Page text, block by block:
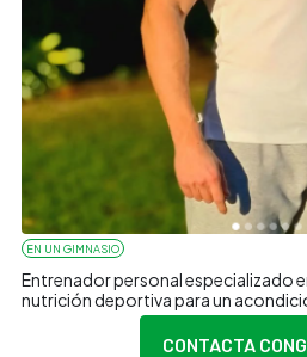
EN UN GIMNASIO
Entrenador personal especializado
nutrición deportiva para un
CONTACTA CON